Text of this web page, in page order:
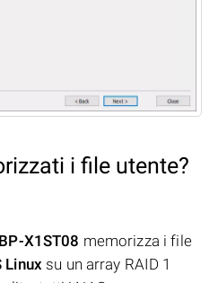
i file utente?
X1ST08 memorizza i file
Linux su un array RAID 1